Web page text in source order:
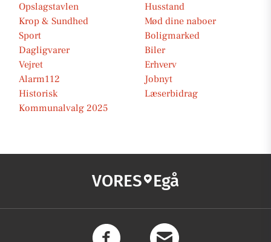
Opslagstavlen
Husstand
Krop & Sundhed
Mød dine naboer
Sport
Boligmarked
Dagligvarer
Biler
Vejret
Erhverv
Alarm112
Jobnyt
Historisk
Læserbidrag
Kommunalvalg 2025
VORES Egå